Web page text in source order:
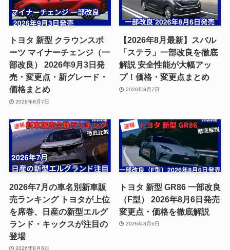
トヨタ 新型 クラウンスポ
ーツ マイナーチェンジ（一
部改良） 2026年9月3日発
売・変更点・新グレード・
価格まとめ
2026年8月7日
【2026年8月最新】スバル
「ステラ」一部改良を徹底
解説 安全性能が大幅アッ
プ！価格・変更点まとめ
2026年8月7日
2026年7月の車名別新車販
売ランキング トヨタが上位
を席巻、日産の新型エルグ
ランド・キックスが注目の
登場
2026年8月6日
トヨタ 新型 GR86 一部改良
（F型） 2026年8月6日発売
変更点・価格を徹底解説
2026年8月6日